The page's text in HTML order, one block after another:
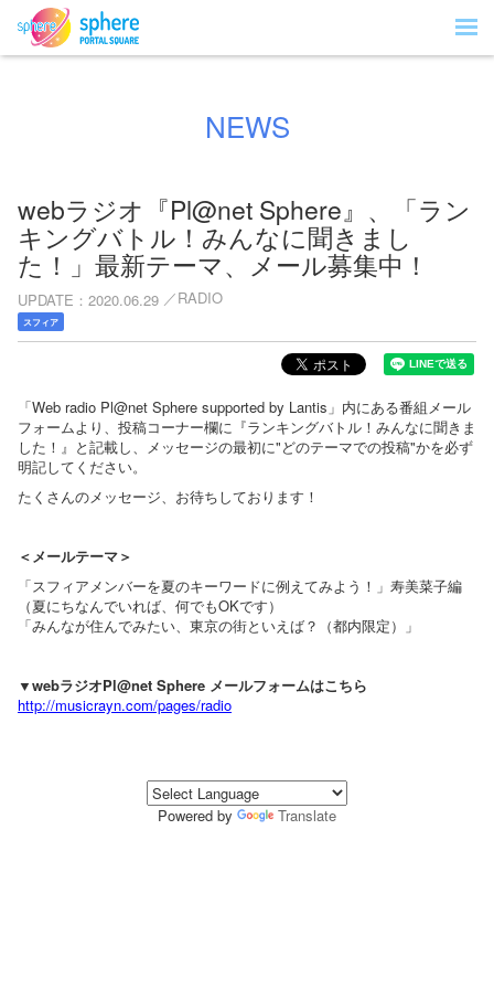
NEWS
webラジオ『Pl@net Sphere』、「ラン
キングバトル！みんなに聞きまし
た！」最新テーマ、メール募集中！
UPDATE 2020.06.29 RADIO
スフィア
「Web radio Pl@net Sphere supported by Lantis」内にある番組メール
フォームより、投稿コーナー欄に『ランキングバトル！みんなに聞きま
した！』と記載し、メッセージの最初に"どのテーマでの投稿"かを必ず
明記してください。
たくさんのメッセージ、お待ちしております！
＜メールテーマ＞
「スフィアメンバーを夏のキーワードに例えてみよう！」寿美菜子編
（夏にちなんでいれば、何でもOKです）
「みんなが住んでみたい、東京の街といえば？（都内限定）」
▼webラジオPl@net Sphere メールフォームはこちら
http://musicrayn.com/pages/radio
Powered by Translate